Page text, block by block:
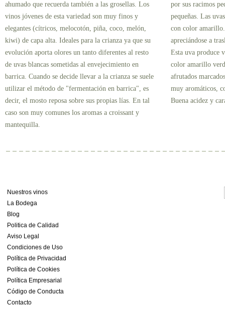
ahumado que recuerda también a las grosellas. Los
vinos jóvenes de esta variedad son muy finos y
elegantes (cítricos, melocotón, piña, coco, melón,
kiwi) de capa alta. Ideales para la crianza ya que su
evolución aporta olores un tanto diferentes al resto
de uvas blancas sometidas al envejecimiento en
barrica. Cuando se decide llevar a la crianza se suele
utilizar el método de "fermentación en barrica", es
decir, el mosto reposa sobre sus propias lías. En tal
caso son muy comunes los aromas a croissant y
mantequilla.
por sus racimos
pequeñas. Las
con color amarillo.
apreciándose a
Esta uva produce
color amarillo
afrutados
muy aromáticos,
Buena acidez y
Nuestros vinos
La Bodega
Blog
Politica de Calidad
Aviso Legal
Condiciones de Uso
Política de Privacidad
Política de Cookies
Política Empresarial
Código de Conducta
Contacto